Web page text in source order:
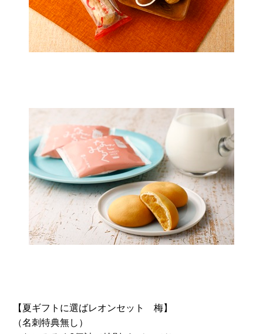
【夏ギフトに選ばレオンセット 梅】
（名刺特典無し）